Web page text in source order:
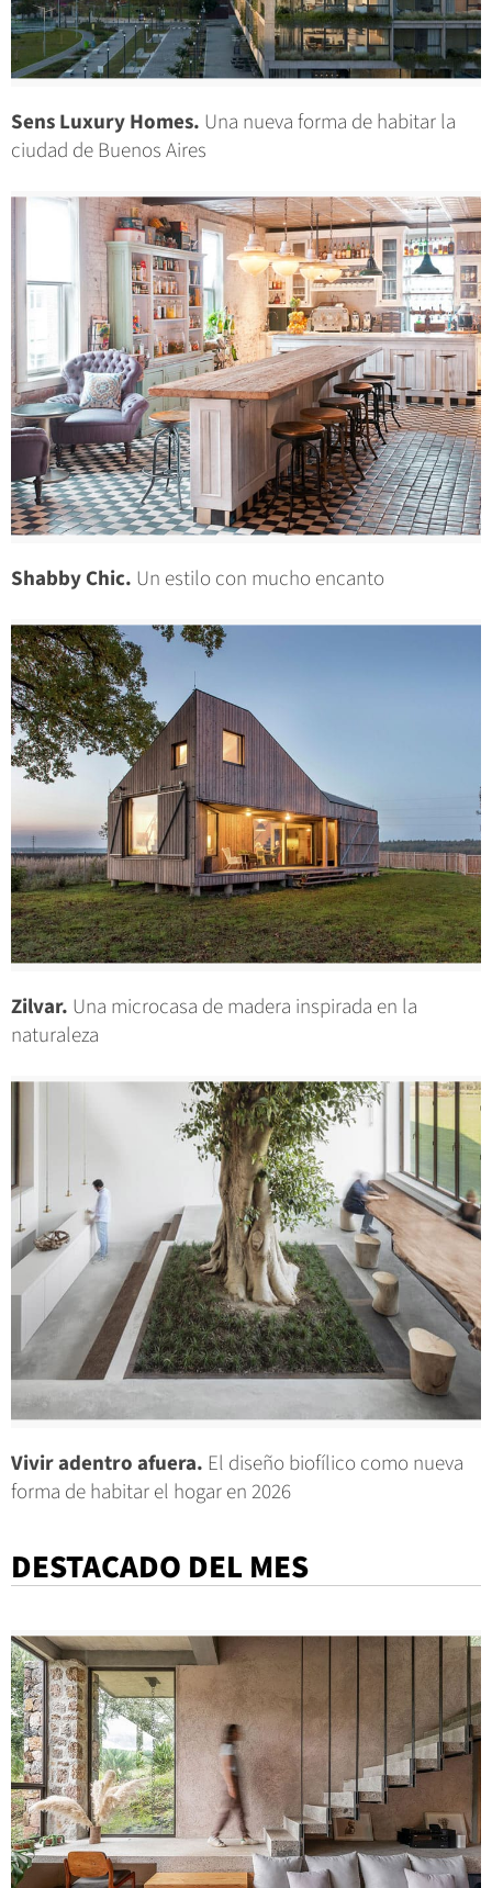
Sens Luxury Homes. Una nueva forma de habitar la
ciudad de Buenos Aires
Shabby Chic. Un estilo con mucho encanto
Zilvar. Una microcasa de madera inspirada en la
naturaleza
Vivir adentro afuera. El diseño biofílico como nueva
forma de habitar el hogar en 2026
DESTACADO DEL MES